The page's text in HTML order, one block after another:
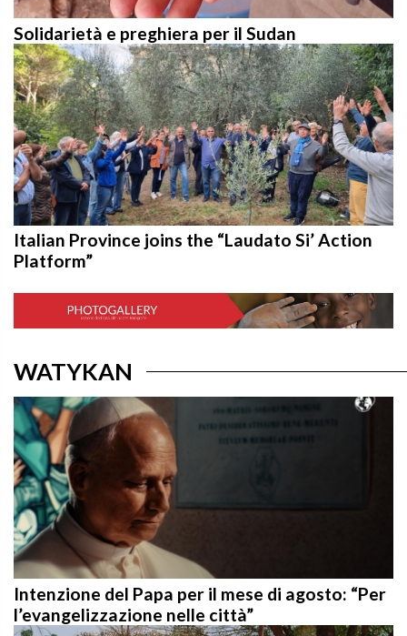
Solidarietà e preghiera per il Sudan
Italian Province joins the “Laudato Si’ Action
Platform”
Intenzione del Papa per il mese di agosto: “Per
l’evangelizzazione nelle città”